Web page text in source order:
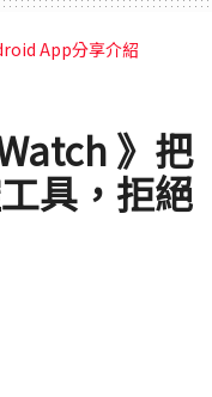
App分享介紹
》把
具，拒絕